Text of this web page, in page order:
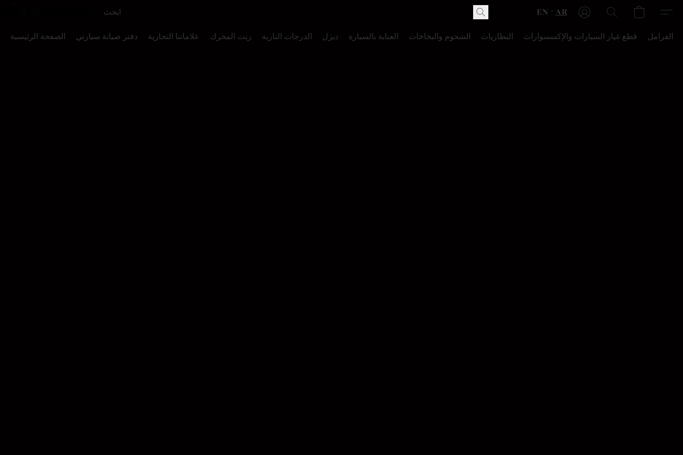
EN AR
الصفحة الرئيسية دفتر صيانة سيارتي علاماتنا التجارية زيت المحرك الدرجات النارية ديزل العناية بالسيارة الشحوم والبخاخات البطاريات قطع غيار السيارات والإكسسوارات الفرامل